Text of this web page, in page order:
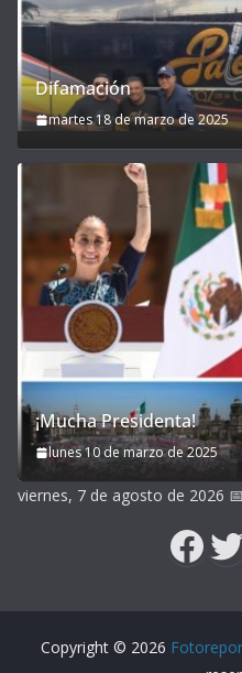
Difamación
martes 18 de marzo de 2025
¡Mucha Presidenta!
lunes 10 de marzo de 2025
viernes, 7 de agosto de 2026 📅
Copyright © 2026